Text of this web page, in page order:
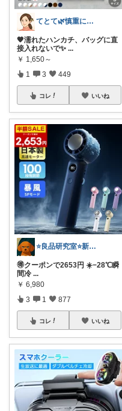
てとて🌿慎重に選ぶ派🧺💚
🧡濡れたハンカチ、バッグに直
接入れないで✨ ...
￥ 1,650～
1 3 449
コレ いいね
⭐良品研究室⭐新潟県民のオススメ🍙お米
🉐クーポンで2653円 ☀️−28℃瞬
間冷 ...
￥ 6,980
3 1 877
コレ いいね